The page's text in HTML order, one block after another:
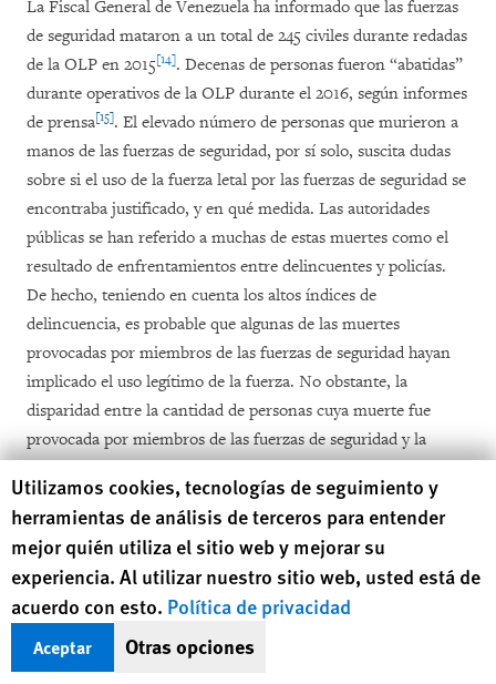
La Fiscal General de Venezuela ha informado que las fuerzas
de seguridad mataron a un total de 245 civiles durante redadas
de la OLP en 2015[14]. Decenas de personas fueron “abatidas”
durante operativos de la OLP durante el 2016, según informes
de prensa[15]. El elevado número de personas que murieron a
manos de las fuerzas de seguridad, por sí solo, suscita dudas
sobre si el uso de la fuerza letal por las fuerzas de seguridad se
encontraba justificado, y en qué medida. Las autoridades
públicas se han referido a muchas de estas muertes como el
resultado de enfrentamientos entre delincuentes y policías.
De hecho, teniendo en cuenta los altos índices de
delincuencia, es probable que algunas de las muertes
provocadas por miembros de las fuerzas de seguridad hayan
implicado el uso legítimo de la fuerza. No obstante, la
disparidad entre la cantidad de personas cuya muerte fue
provocada por miembros de las fuerzas de seguridad y la
muerto en redadas en el marco de la OLP sugiere que el uso
ilegítimo de la fuerza letal podría ser muy superior a la
cantidad de casos analizados por PROVEA y Human Rights
Watch. Aunque el gobierno no ha divulgado cifras totales
sobre la cantidad de miembros de las fuerzas de seguridad que
murieron o resultaron heridos, PROVEA y Human Rights
Watch, tras consultar documentos oficiales y distintas fuentes
Human Rights Watch cookie preferences
Utilizamos cookies, tecnologías de seguimiento y
herramientas de análisis de terceros para entender
mejor quién utiliza el sitio web y mejorar su
experiencia. Al utilizar nuestro sitio web, usted está de
acuerdo con esto. Política de privacidad
Aceptar Otras opciones